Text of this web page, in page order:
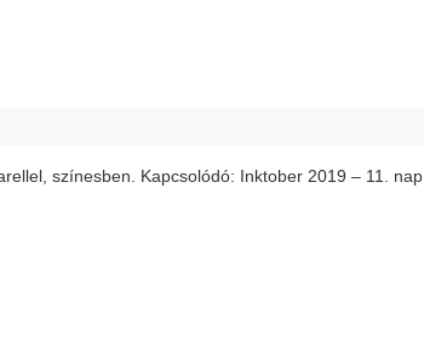
színesben. Kapcsolódó: Inktober 2019 – 11. nap